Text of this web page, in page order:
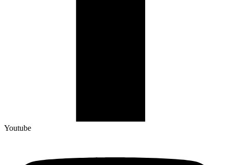
Youtube